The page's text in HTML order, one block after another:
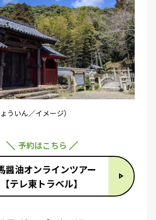
ういん／イメージ）
予約はこちら
醤油オンラインツアー
【テレ東トラベル】